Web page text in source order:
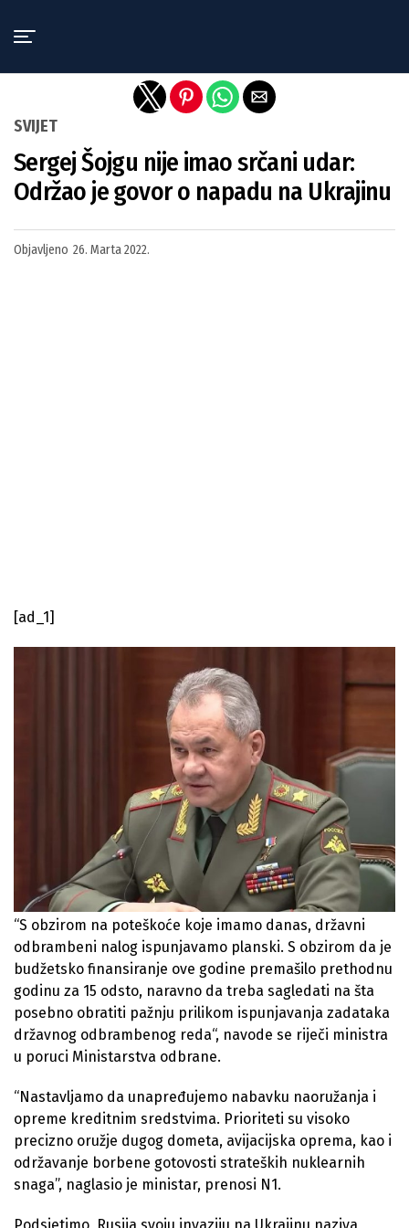
SVIJET
Sergej Šojgu nije imao srčani udar:
Održao je govor o napadu na Ukrajinu
Objavljeno 26. Marta 2022.
[ad_1]
“S obzirom na poteškoće koje imamo danas, državni
odbrambeni nalog ispunjavamo planski. S obzirom da je
budžetsko finansiranje ove godine premašilo prethodnu
godinu za 15 odsto, naravno da treba sagledati na šta
posebno obratiti pažnju prilikom ispunjavanja zadataka
državnog odbrambenog reda“, navode se riječi ministra
u poruci Ministarstva odbrane.
“Nastavljamo da unapređujemo nabavku naoružanja i
opreme kreditnim sredstvima. Prioriteti su visoko
precizno oružje dugog dometa, avijacijska oprema, kao i
održavanje borbene gotovosti strateških nuklearnih
snaga”, naglasio je ministar, prenosi N1.